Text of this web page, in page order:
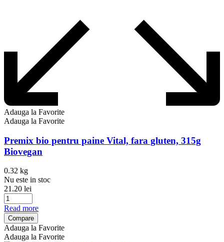
Adauga la Favorite
Adauga la Favorite
Premix bio pentru paine Vital, fara gluten, 315g
Biovegan
0.32 kg
Nu este in stoc
21.20 lei
Read more
Compare
Adauga la Favorite
Adauga la Favorite